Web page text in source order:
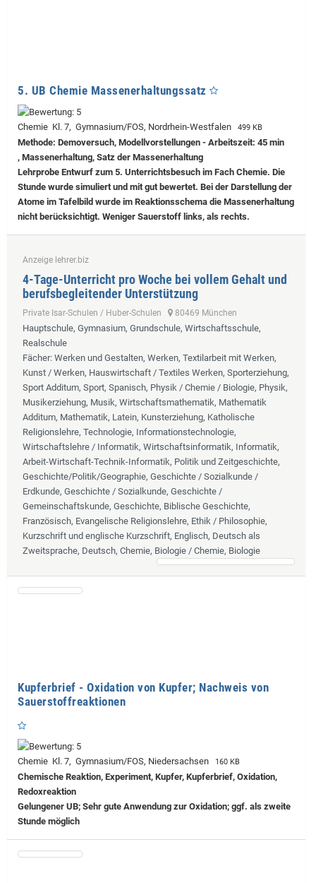
5. UB Chemie Massenerhaltungssatz
Chemie Kl. 7, Gymnasium/FOS, Nordrhein-Westfalen 499 KB
Methode: Demoversuch, Modellvorstellungen - Arbeitszeit: 45 min
, Massenerhaltung, Satz der Massenerhaltung
Lehrprobe Entwurf zum 5. Unterrichtsbesuch im Fach Chemie. Die
Stunde wurde simuliert und mit gut bewertet. Bei der Darstellung der
Atome im Tafelbild wurde im Reaktionsschema die Massenerhaltung
nicht berücksichtigt. Weniger Sauerstoff links, als rechts.
Anzeige lehrer.biz
4-Tage-Unterricht pro Woche bei vollem Gehalt und
berufsbegleitender Unterstützung
Private Isar-Schulen / Huber-Schulen 80469 München
Hauptschule, Gymnasium, Grundschule, Wirtschaftsschule,
Realschule
Fächer: Werken und Gestalten, Werken, Textilarbeit mit Werken,
Kunst / Werken, Hauswirtschaft / Textiles Werken, Sporterziehung,
Sport Additum, Sport, Spanisch, Physik / Chemie / Biologie, Physik,
Musikerziehung, Musik, Wirtschaftsmathematik, Mathematik
Additum, Mathematik, Latein, Kunsterziehung, Katholische
Religionslehre, Technologie, Informationstechnologie,
Wirtschaftslehre / Informatik, Wirtschaftsinformatik, Informatik,
Arbeit-Wirtschaft-Technik-Informatik, Politik und Zeitgeschichte,
Geschichte/Politik/Geographie, Geschichte / Sozialkunde /
Erdkunde, Geschichte / Sozialkunde, Geschichte /
Gemeinschaftskunde, Geschichte, Biblische Geschichte,
Französisch, Evangelische Religionslehre, Ethik / Philosophie,
Kurzschrift und englische Kurzschrift, Englisch, Deutsch als
Zweitsprache, Deutsch, Chemie, Biologie / Chemie, Biologie
Kupferbrief - Oxidation von Kupfer; Nachweis von
Sauerstoffreaktionen
Chemie Kl. 7, Gymnasium/FOS, Niedersachsen 160 KB
Chemische Reaktion, Experiment, Kupfer, Kupferbrief, Oxidation,
Redoxreaktion
Gelungener UB; Sehr gute Anwendung zur Oxidation; ggf. als zweite
Stunde möglich